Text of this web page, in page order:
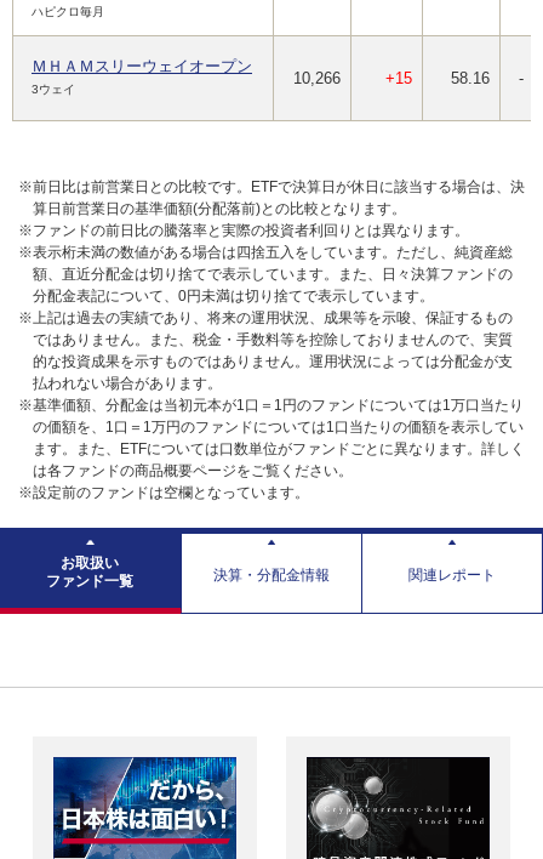
ハピクロ毎月
ＭＨＡＭスリーウェイオープン
3ウェイ
10,266 +15 58.16 -
※前日比は前営業日との比較です。ETFで決算日が休日に該当する場合は、決
算日前営業日の基準価額(分配落前)との比較となります。
※ファンドの前日比の騰落率と実際の投資者利回りとは異なります。
※表示桁未満の数値がある場合は四捨五入をしています。ただし、純資産総
額、直近分配金は切り捨てで表示しています。また、日々決算ファンドの
分配金表記について、0円未満は切り捨てで表示しています。
※上記は過去の実績であり、将来の運用状況、成果等を示唆、保証するもの
ではありません。また、税金・手数料等を控除しておりませんので、実質
的な投資成果を示すものではありません。運用状況によっては分配金が支
払われない場合があります。
※基準価額、分配金は当初元本が1口＝1円のファンドについては1万口当たり
の価額を、1口＝1万円のファンドについては1口当たりの価額を表示してい
ます。また、ETFについては口数単位がファンドごとに異なります。詳しく
は各ファンドの商品概要ページをご覧ください。
※設定前のファンドは空欄となっています。
お取扱い
ファンド一覧
決算・分配金情報 関連レポート